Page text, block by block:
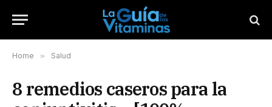
Home » Salud
8 remedios caseros para la